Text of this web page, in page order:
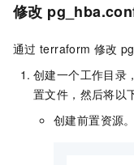
修改
通过 terraform 修改
创建一个工作目录
置文件，然后将以
创建前置资源。